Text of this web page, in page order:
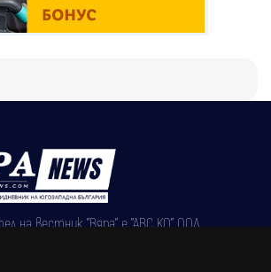
на вестник "Вяра" е "АВС КО" ООД,
година.